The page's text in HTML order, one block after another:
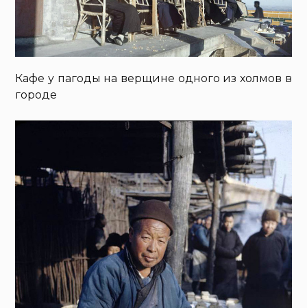
Кафе у пагоды на верщине одного из холмов в
городе